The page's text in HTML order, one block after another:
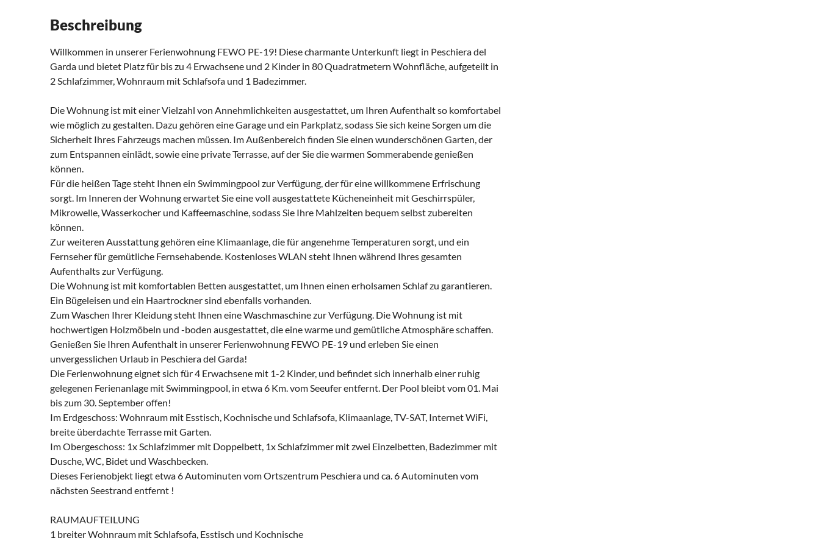
Beschreibung
Willkommen in unserer Ferienwohnung FEWO PE-19! Diese charmante Unterkunft liegt in Peschiera del
Garda und bietet Platz für bis zu 4 Erwachsene und 2 Kinder in 80 Quadratmetern Wohnfläche, aufgeteilt in
2 Schlafzimmer, Wohnraum mit Schlafsofa und 1 Badezimmer.
Die Wohnung ist mit einer Vielzahl von Annehmlichkeiten ausgestattet, um Ihren Aufenthalt so komfortabel
wie möglich zu gestalten. Dazu gehören eine Garage und ein Parkplatz, sodass Sie sich keine Sorgen um die
Sicherheit Ihres Fahrzeugs machen müssen. Im Außenbereich finden Sie einen wunderschönen Garten, der
zum Entspannen einlädt, sowie eine private Terrasse, auf der Sie die warmen Sommerabende genießen
können.
Für die heißen Tage steht Ihnen ein Swimmingpool zur Verfügung, der für eine willkommene Erfrischung
sorgt. Im Inneren der Wohnung erwartet Sie eine voll ausgestattete Kücheneinheit mit Geschirrspüler,
Mikrowelle, Wasserkocher und Kaffeemaschine, sodass Sie Ihre Mahlzeiten bequem selbst zubereiten
können.
Zur weiteren Ausstattung gehören eine Klimaanlage, die für angenehme Temperaturen sorgt, und ein
Fernseher für gemütliche Fernsehabende. Kostenloses WLAN steht Ihnen während Ihres gesamten
Aufenthalts zur Verfügung.
Die Wohnung ist mit komfortablen Betten ausgestattet, um Ihnen einen erholsamen Schlaf zu garantieren.
Ein Bügeleisen und ein Haartrockner sind ebenfalls vorhanden.
Zum Waschen Ihrer Kleidung steht Ihnen eine Waschmaschine zur Verfügung. Die Wohnung ist mit
hochwertigen Holzmöbeln und -boden ausgestattet, die eine warme und gemütliche Atmosphäre schaffen.
Genießen Sie Ihren Aufenthalt in unserer Ferienwohnung FEWO PE-19 und erleben Sie einen
unvergesslichen Urlaub in Peschiera del Garda!
Die Ferienwohnung eignet sich für 4 Erwachsene mit 1-2 Kinder, und befindet sich innerhalb einer ruhig
gelegenen Ferienanlage mit Swimmingpool, in etwa 6 Km. vom Seeufer entfernt. Der Pool bleibt vom 01. Mai
bis zum 30. September offen!
Im Erdgeschoss: Wohnraum mit Esstisch, Kochnische und Schlafsofa, Klimaanlage, TV-SAT, Internet WiFi,
breite überdachte Terrasse mit Garten.
Im Obergeschoss: 1x Schlafzimmer mit Doppelbett, 1x Schlafzimmer mit zwei Einzelbetten, Badezimmer mit
Dusche, WC, Bidet und Waschbecken.
Dieses Ferienobjekt liegt etwa 6 Autominuten vom Ortszentrum Peschiera und ca. 6 Autominuten vom
nächsten Seestrand entfernt !
RAUMAUFTEILUNG
1 breiter Wohnraum mit Schlafsofa, Esstisch und Kochnische